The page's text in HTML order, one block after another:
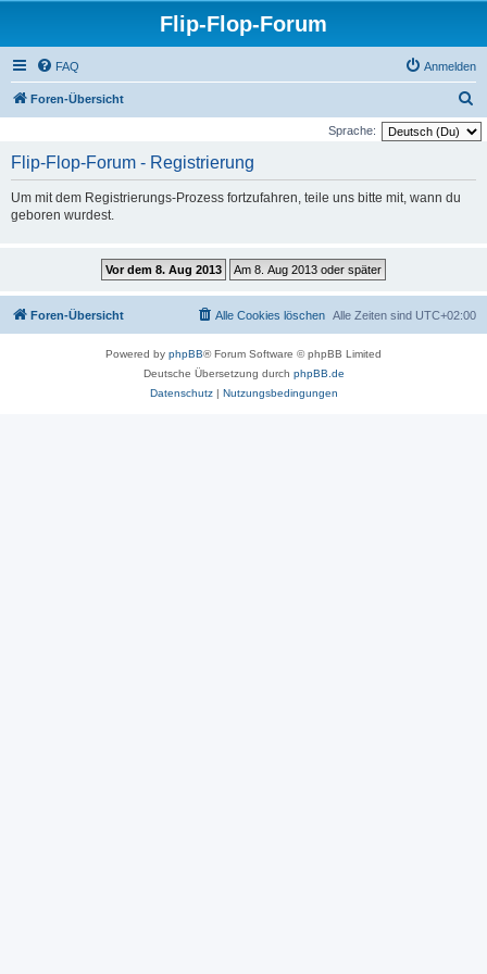
Flip-Flop-Forum
FAQ Anmelden
Foren-Übersicht
u
Sprache:
Flip-Flop-Forum - Registrierung
Um mit dem Registrierungs-Prozess fortzufahren, teile uns bitte mit, wann du
geboren wurdest.
Foren-Übersicht Alle Zeiten sind UTC+02:00
Alle Cookies löschen
Powered by phpBB® Forum Software © phpBB Limited
Deutsche Übersetzung durch phpBB.de
Datenschutz| Nutzungsbedingungen